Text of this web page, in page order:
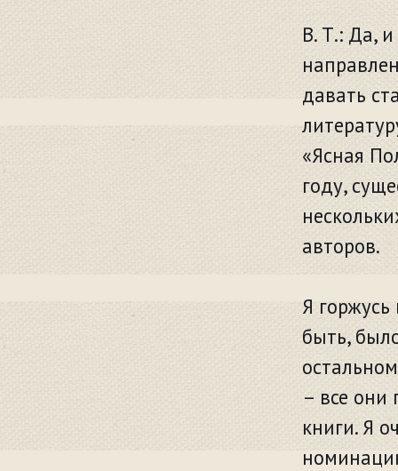
В. Т.: Да,
давать
«Ясная
году,
авторов.
Я
быть,
– все они
книги. Я